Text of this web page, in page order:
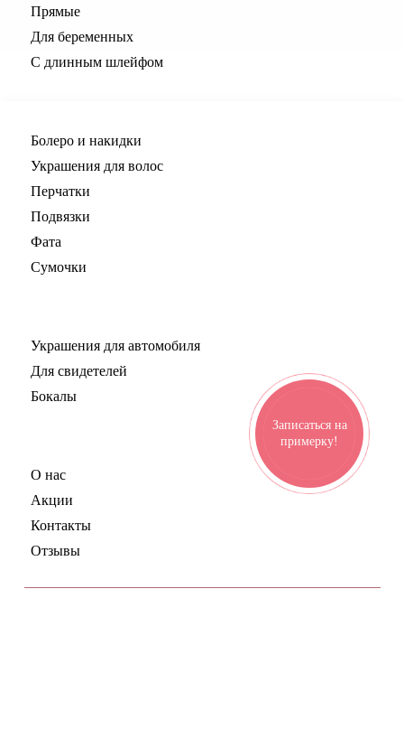
Записаться на
примерку!
Прямые
Для беременных
С длинным шлейфом
Болеро и накидки
Украшения для волос
Перчатки
Подвязки
Фата
Сумочки
Украшения для автомобиля
Для свидетелей
Бокалы
О нас
Акции
Контакты
Отзывы